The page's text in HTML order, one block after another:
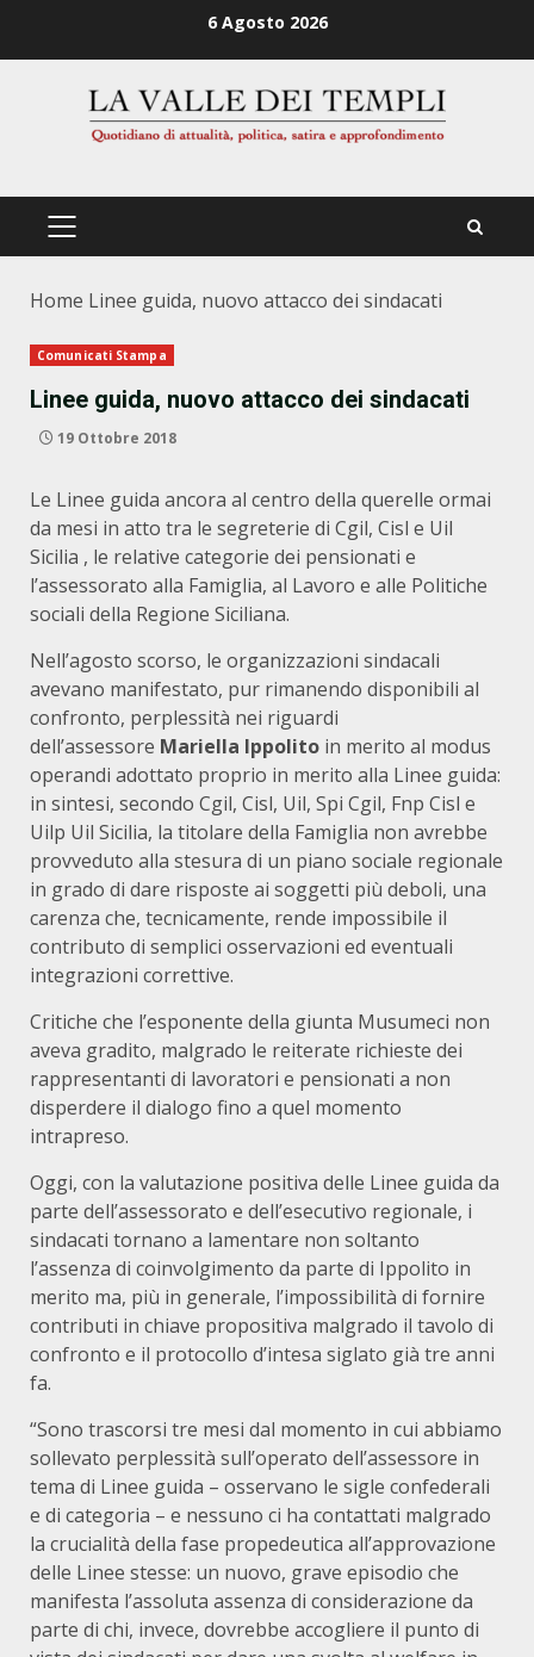
6 Agosto 2026
PRIMÄRES
Home Linee guida, nuovo attacco dei sindacati
Comunicati Stampa
Linee guida, nuovo attacco dei sindacati
19 Ottobre 2018
Le Linee guida ancora al centro della querelle ormai
da mesi in atto tra le segreterie di Cgil, Cisl e Uil
Sicilia , le relative categorie dei pensionati e
l’assessorato alla Famiglia, al Lavoro e alle Politiche
sociali della Regione Siciliana.
Nell’agosto scorso, le organizzazioni sindacali
avevano manifestato, pur rimanendo disponibili al
confronto, perplessità nei riguardi
dell’assessore Mariella Ippolito in merito al modus
operandi adottato proprio in merito alla Linee guida:
in sintesi, secondo Cgil, Cisl, Uil, Spi Cgil, Fnp Cisl e
Uilp Uil Sicilia, la titolare della Famiglia non avrebbe
provveduto alla stesura di un piano sociale regionale
in grado di dare risposte ai soggetti più deboli, una
carenza che, tecnicamente, rende impossibile il
contributo di semplici osservazioni ed eventuali
integrazioni correttive.
Critiche che l’esponente della giunta Musumeci non
aveva gradito, malgrado le reiterate richieste dei
rappresentanti di lavoratori e pensionati a non
disperdere il dialogo fino a quel momento
intrapreso.
Oggi, con la valutazione positiva delle Linee guida da
parte dell’assessorato e dell’esecutivo regionale, i
sindacati tornano a lamentare non soltanto
l’assenza di coinvolgimento da parte di Ippolito in
merito ma, più in generale, l’impossibilità di fornire
contributi in chiave propositiva malgrado il tavolo di
confronto e il protocollo d’intesa siglato già tre anni
fa.
“Sono trascorsi tre mesi dal momento in cui abbiamo
sollevato perplessità sull’operato dell’assessore in
tema di Linee guida – osservano le sigle confederali
e di categoria – e nessuno ci ha contattati malgrado
la crucialità della fase propedeutica all’approvazione
delle Linee stesse: un nuovo, grave episodio che
manifesta l’assoluta assenza di considerazione da
parte di chi, invece, dovrebbe accogliere il punto di